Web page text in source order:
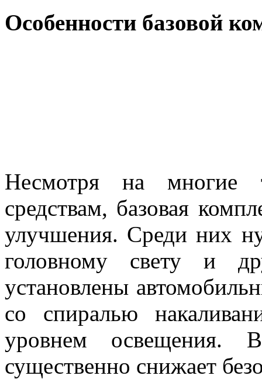
Особенности базовой
Несмотря на многие
средствам, базовая
улучшения. Среди них
головному свету и
установлены
со спиралью
уровнем освещения.
существенно снижает